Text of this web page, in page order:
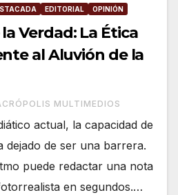
EDITORIAL OPINIÓN
Verdad: La Ética
al Aluvión de la
MULTIMEDIOS
actual, la capacidad de
dejado de ser una barrera.
puede redactar una nota
en segundos.…